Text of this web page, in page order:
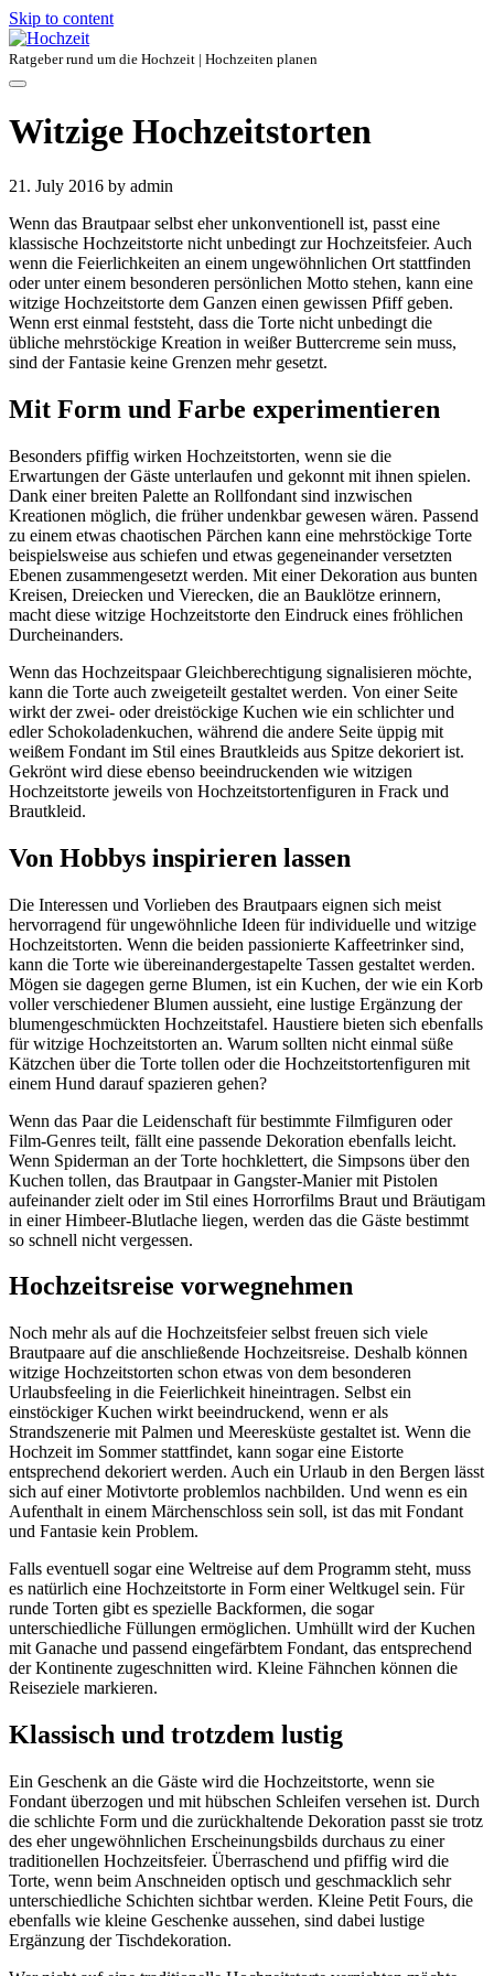
Skip to content
Ratgeber rund um die Hochzeit | Hochzeiten planen
Witzige Hochzeitstorten
21. July 2016 by admin
Wenn das Brautpaar selbst eher unkonventionell ist, passt eine
klassische Hochzeitstorte nicht unbedingt zur Hochzeitsfeier. Auch
wenn die Feierlichkeiten an einem ungewöhnlichen Ort stattfinden
oder unter einem besonderen persönlichen Motto stehen, kann eine
witzige Hochzeitstorte dem Ganzen einen gewissen Pfiff geben.
Wenn erst einmal feststeht, dass die Torte nicht unbedingt die
übliche mehrstöckige Kreation in weißer Buttercreme sein muss,
sind der Fantasie keine Grenzen mehr gesetzt.
Mit Form und Farbe experimentieren
Besonders pfiffig wirken Hochzeitstorten, wenn sie die
Erwartungen der Gäste unterlaufen und gekonnt mit ihnen spielen.
Dank einer breiten Palette an Rollfondant sind inzwischen
Kreationen möglich, die früher undenkbar gewesen wären. Passend
zu einem etwas chaotischen Pärchen kann eine mehrstöckige Torte
beispielsweise aus schiefen und etwas gegeneinander versetzten
Ebenen zusammengesetzt werden. Mit einer Dekoration aus bunten
Kreisen, Dreiecken und Vierecken, die an Bauklötze erinnern,
macht diese witzige Hochzeitstorte den Eindruck eines fröhlichen
Durcheinanders.
Wenn das Hochzeitspaar Gleichberechtigung signalisieren möchte,
kann die Torte auch zweigeteilt gestaltet werden. Von einer Seite
wirkt der zwei- oder dreistöckige Kuchen wie ein schlichter und
edler Schokoladenkuchen, während die andere Seite üppig mit
weißem Fondant im Stil eines Brautkleids aus Spitze dekoriert ist.
Gekrönt wird diese ebenso beeindruckenden wie witzigen
Hochzeitstorte jeweils von Hochzeitstortenfiguren in Frack und
Brautkleid.
Von Hobbys inspirieren lassen
Die Interessen und Vorlieben des Brautpaars eignen sich meist
hervorragend für ungewöhnliche Ideen für individuelle und witzige
Hochzeitstorten. Wenn die beiden passionierte Kaffeetrinker sind,
kann die Torte wie übereinandergestapelte Tassen gestaltet werden.
Mögen sie dagegen gerne Blumen, ist ein Kuchen, der wie ein Korb
voller verschiedener Blumen aussieht, eine lustige Ergänzung der
blumengeschmückten Hochzeitstafel. Haustiere bieten sich ebenfalls
für witzige Hochzeitstorten an. Warum sollten nicht einmal süße
Kätzchen über die Torte tollen oder die Hochzeitstortenfiguren mit
einem Hund darauf spazieren gehen?
Wenn das Paar die Leidenschaft für bestimmte Filmfiguren oder
Film-Genres teilt, fällt eine passende Dekoration ebenfalls leicht.
Wenn Spiderman an der Torte hochklettert, die Simpsons über den
Kuchen tollen, das Brautpaar in Gangster-Manier mit Pistolen
aufeinander zielt oder im Stil eines Horrorfilms Braut und Bräutigam
in einer Himbeer-Blutlache liegen, werden das die Gäste bestimmt
so schnell nicht vergessen.
Hochzeitsreise vorwegnehmen
Noch mehr als auf die Hochzeitsfeier selbst freuen sich viele
Brautpaare auf die anschließende Hochzeitsreise. Deshalb können
witzige Hochzeitstorten schon etwas von dem besonderen
Urlaubsfeeling in die Feierlichkeit hineintragen. Selbst ein
einstöckiger Kuchen wirkt beeindruckend, wenn er als
Strandszenerie mit Palmen und Meeresküste gestaltet ist. Wenn die
Hochzeit im Sommer stattfindet, kann sogar eine Eistorte
entsprechend dekoriert werden. Auch ein Urlaub in den Bergen lässt
sich auf einer Motivtorte problemlos nachbilden. Und wenn es ein
Aufenthalt in einem Märchenschloss sein soll, ist das mit Fondant
und Fantasie kein Problem.
Falls eventuell sogar eine Weltreise auf dem Programm steht, muss
es natürlich eine Hochzeitstorte in Form einer Weltkugel sein. Für
runde Torten gibt es spezielle Backformen, die sogar
unterschiedliche Füllungen ermöglichen. Umhüllt wird der Kuchen
mit Ganache und passend eingefärbtem Fondant, das entsprechend
der Kontinente zugeschnitten wird. Kleine Fähnchen können die
Reiseziele markieren.
Klassisch und trotzdem lustig
Ein Geschenk an die Gäste wird die Hochzeitstorte, wenn sie
Fondant überzogen und mit hübschen Schleifen versehen ist. Durch
die schlichte Form und die zurückhaltende Dekoration passt sie trotz
des eher ungewöhnlichen Erscheinungsbilds durchaus zu einer
traditionellen Hochzeitsfeier. Überraschend und pfiffig wird die
Torte, wenn beim Anschneiden optisch und geschmacklich sehr
unterschiedliche Schichten sichtbar werden. Kleine Petit Fours, die
ebenfalls wie kleine Geschenke aussehen, sind dabei lustige
Ergänzung der Tischdekoration.